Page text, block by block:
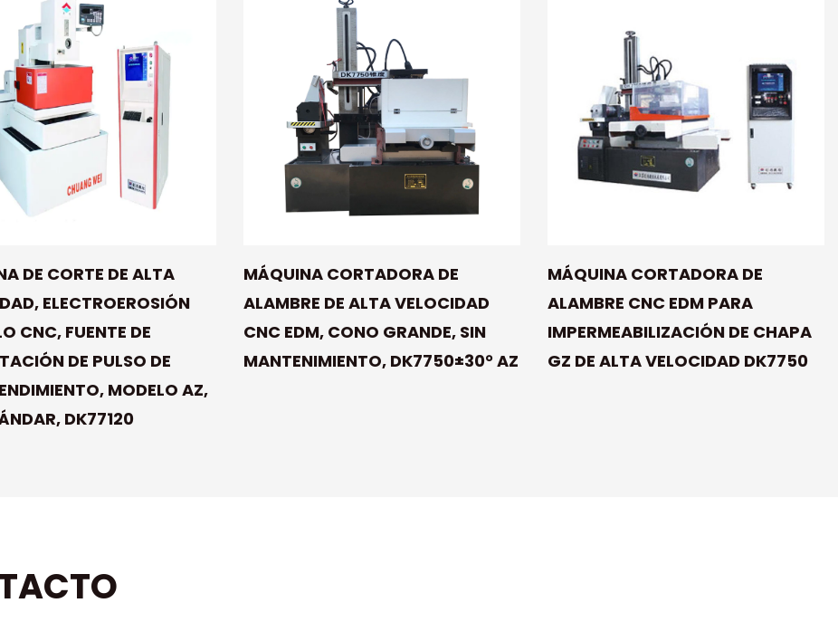
DE CORTE DE ALTA
ELECTROEROSIÓN
CNC, FUENTE DE
DE PULSO DE
MODELO AZ,
DK77120
MÁQUINA CORTADORA DE
ALAMBRE DE ALTA VELOCIDAD
CNC EDM, CONO GRANDE, SIN
MANTENIMIENTO, DK7750±30° AZ
MÁQUINA CORTADORA DE
ALAMBRE CNC EDM PARA
IMPERMEABILIZACIÓN DE CHAPA
GZ DE ALTA VELOCIDAD DK7750